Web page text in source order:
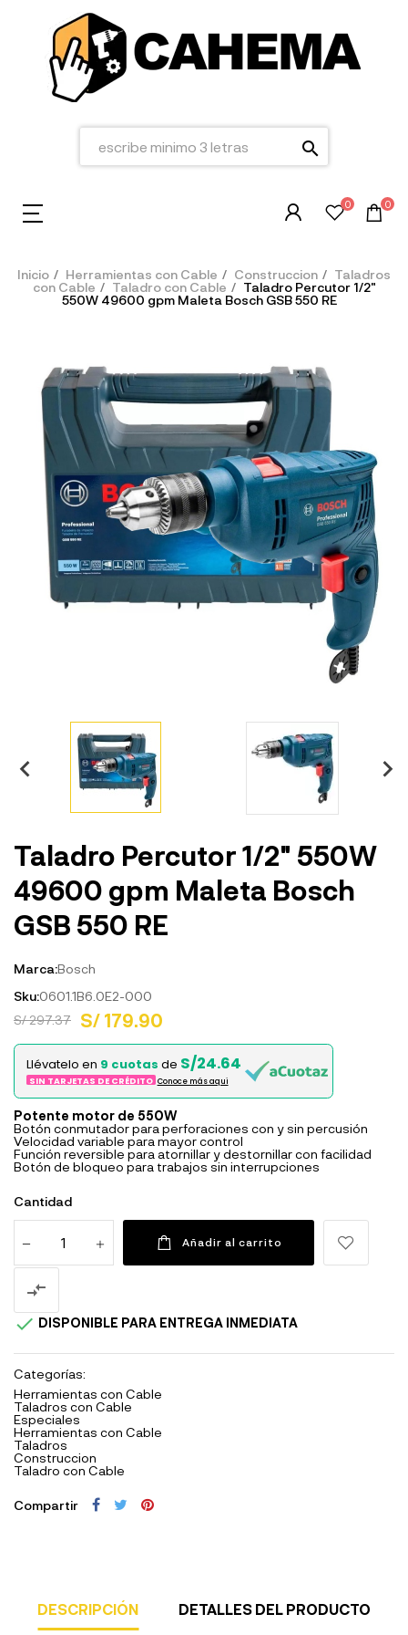
search
0 0
Inicio Herramientas con Cable Construccion
Taladros
con Cable
Taladro con Cable
Taladro Percutor 1/2"
550W 49600 gpm Maleta Bosch GSB 550 RE
Taladro Percutor 1/2" 550W
49600 gpm Maleta Bosch
GSB 550 RE
Marca:Bosch
Sku:0601.1B6.0E2-000
S/ 297.37
S/ 179.90
Llévatelo en 9 cuotas de S/24.64
SIN TARJETAS DE CRÉDITO Conoce más aqui
Potente motor de 550W
Botón conmutador para perforaciones con y sin percusión
Velocidad variable para mayor control
Función reversible para atornillar y destornillar con facilidad
Botón de bloqueo para trabajos sin interrupciones
Cantidad
Añadir al carrito

 DISPONIBLE PARA ENTREGA INMEDIATA
Categorías:
Herramientas con Cable
Taladros con Cable
Especiales
Herramientas con Cable
Taladros
Construccion
Taladro con Cable
Compartir
DESCRIPCIÓN DETALLES DEL PRODUCTO